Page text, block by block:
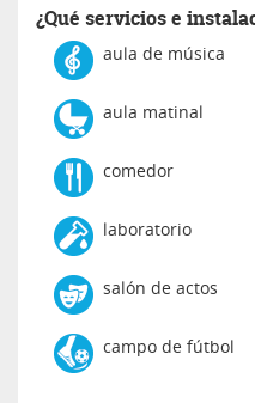
¿Qué servicios e
aula de música
aula matinal
comedor
laboratorio
salón de actos
campo de fútbol